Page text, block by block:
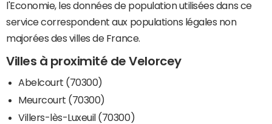
l'Economie, les données de population utilisées dans ce
service correspondent aux populations légales non
majorées des villes de France.
Villes à proximité de Velorcey
Abelcourt (70300)
Meurcourt (70300)
Villers-lès-Luxeuil (70300)